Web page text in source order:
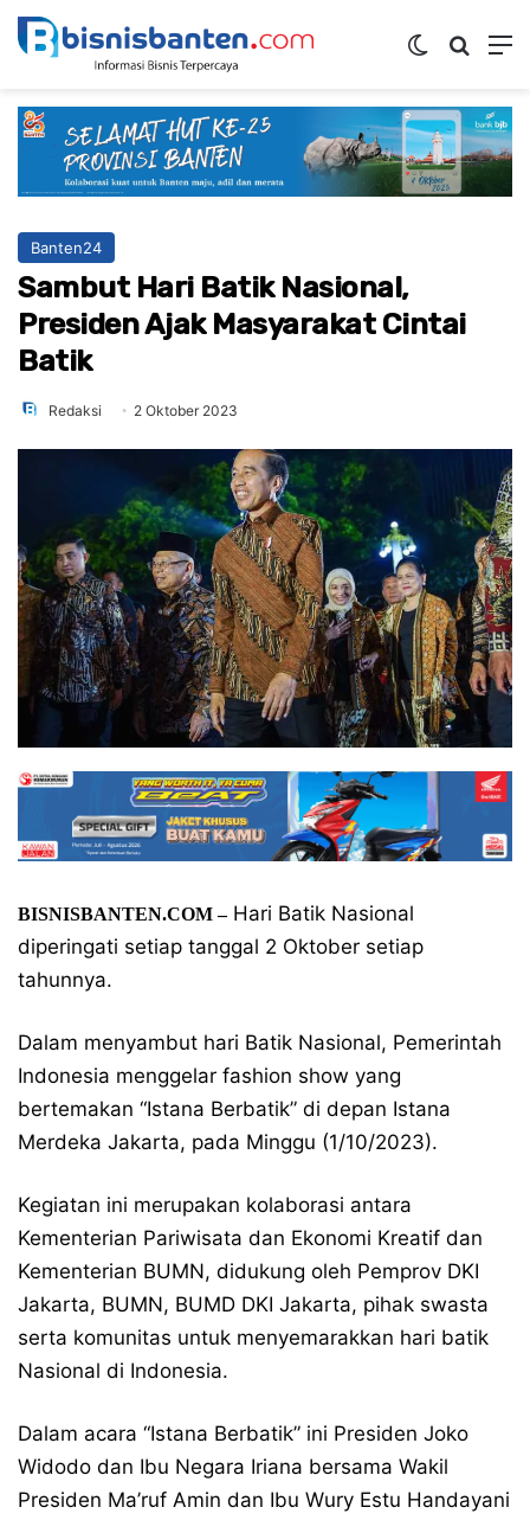
Switch skin
Banten24
Sambut Hari Batik Nasional,
Presiden Ajak Masyarakat Cintai
Batik
Redaksi 2 Oktober 2023
BISNISBANTEN.COM –Hari Batik Nasional
diperingati setiap tanggal 2 Oktober setiap
tahunnya.
Dalam menyambut hari Batik Nasional, Pemerintah
Indonesia menggelar fashion show yang
bertemakan “Istana Berbatik” di depan Istana
Merdeka Jakarta, pada Minggu (1/10/2023).
Kegiatan ini merupakan kolaborasi antara
Kementerian Pariwisata dan Ekonomi Kreatif dan
Kementerian BUMN, didukung oleh Pemprov DKI
Jakarta, BUMN, BUMD DKI Jakarta, pihak swasta
serta komunitas untuk menyemarakkan hari batik
Nasional di Indonesia.
Dalam acara “Istana Berbatik” ini Presiden Joko
Widodo dan Ibu Negara Iriana bersama Wakil
Presiden Ma’ruf Amin dan Ibu Wury Estu Handayani